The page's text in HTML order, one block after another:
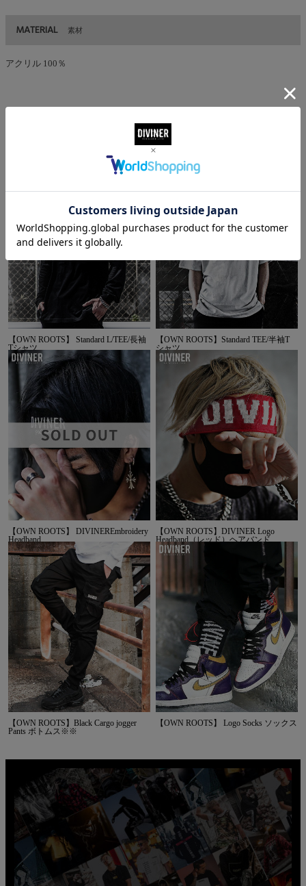
MATERIAL 素材
アクリル 100％
コーデ着用アイテム
【OWN ROOTS】 Standard L/TEE/長袖
Tシャツ
【OWN ROOTS】Standard TEE/半袖T
シャツ
【OWN ROOTS】 DIVINEREmbroidery
Headband
【OWN ROOTS】DIVINER Logo
Headband（レッド）ヘアバンド
【OWN ROOTS】Black Cargo jogger
Pants ボトムス※※
【OWN ROOTS】 Logo Socks ソックス